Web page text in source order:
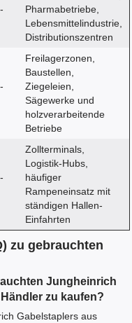
Pharmabetriebe,
Lebensmittelindustrie,
Distributionszentren
Freilagerzonen,
Baustellen,
Ziegeleien,
Sägewerke und
holzverarbeitende
Betriebe
Zollterminals,
Logistik-Hubs,
häufiger
Rampeneinsatz mit
ständigen Hallen-
Einfahrten
zu gebrauchten
Jungheinrich
zu kaufen?
Gabelstaplers aus